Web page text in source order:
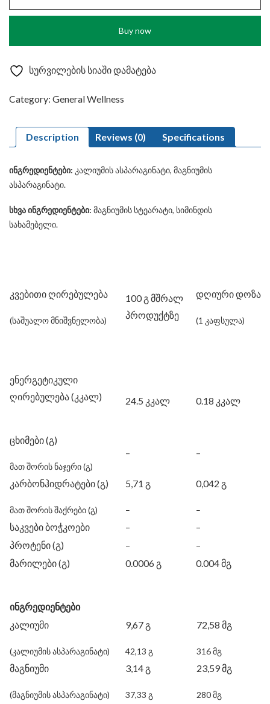
30
Buy now
სურვილების სიაში დამატება
Category: General Wellness
Description Reviews (0) Specifications
ინგრედიენტები: კალიუმის ასპარაგინატი, მაგნიუმის
ასპარაგინატი.
სხვა ინგრედიენტები: მაგნიუმის სტეარატი, სიმინდის
სახამებელი.
კვებითი ღირებულება
(საშუალო მნიშვნელობა)
100 გ მშრალ
პროდუქტზე
დღიური დოზა
(1 კაფსულა)
ენერგეტიკული
ღირებულება (კკალ)
24.5 კკალ 0.18 კკალ
ცხიმები (გ)
მათ შორის ნაჯერი (გ)
– –
კარბონჰიდრატები (გ)
მათ შორის შაქრები (გ)
5,71 გ
–
0,042 გ
–
საკვები ბოჭკოები –
–
პროტენი (გ)
–
–
მარილები (გ)
0.0006 გ 0.004 მგ
ინგრედიენტები
კალიუმი
(კალიუმის ასპარაგინატი)
9,67 გ
42,13 გ
72,58 მგ
316 მგ
მაგნიუმი
(მაგნიუმის ასპარაგინატი)
3,14 გ
37,33 გ
23,59 მგ
280 მგ